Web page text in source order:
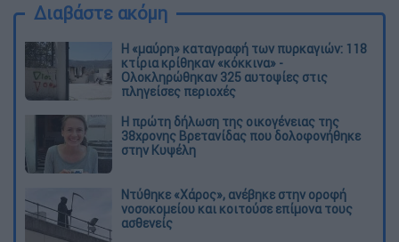
Διαβάστε ακόμη
Η «μαύρη» καταγραφή των πυρκαγιών: 118
κτίρια κρίθηκαν «κόκκινα» -
Ολοκληρώθηκαν 325 αυτοψίες στις
πληγείσες περιοχές
Η πρώτη δήλωση της οικογένειας της
38χρονης Βρετανίδας που δολοφονήθηκε
στην Κυψέλη
Ντύθηκε «Χάρος», ανέβηκε στην οροφή
νοσοκομείου και κοιτούσε επίμονα τους
ασθενείς